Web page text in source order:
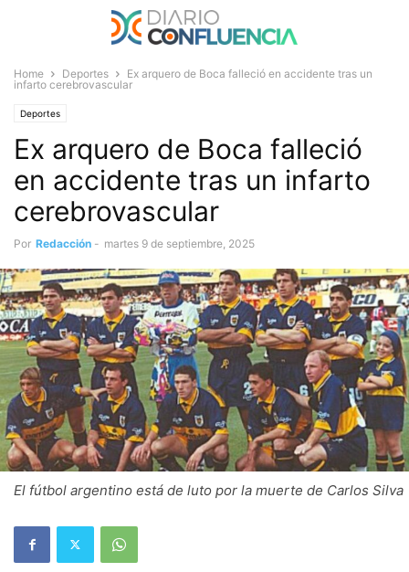
Home Deportes
Ex arquero de Boca falleció en accidente tras un
infarto cerebrovascular
Deportes
Ex arquero de Boca falleció
en accidente tras un infarto
cerebrovascular
Por Redacción - martes 9 de septiembre, 2025
El fútbol argentino está de luto por la muerte de Carlos Silva